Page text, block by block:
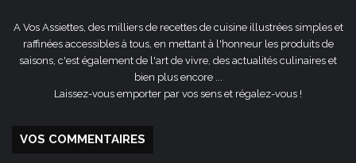
A Vos Assiettes, des milliers de recettes de cuisine illustrées simples et
raffinées accessibles à tous, en mettant à l'honneur les produits de
saisons, c'est également de l'art de vivre, des actualités culinaires et
bien plus encore ...
Laissez-vous emporter par vos sens et régalez-vous !
VOS COMMENTAIRES